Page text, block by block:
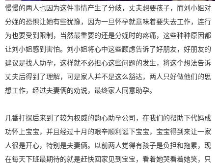
慢慢的两人也因为这件事情产生了分歧，丈夫想要孩子，而刘小姐对
分娩的恐惧让她有些犹豫，因为一旦怀孕就意味着要失去工作，连行
为也要受到限制，当然最重要的还是分娩时的疼痛，这些种种原因都
让刘小姐感到害怕。刘小姐将心中这些顾虑告诉了好朋友，好朋友的
建议是找人助孕，这样就不必担心这些问题的发生，将这个想法告诉
丈夫后得到了理解，可是家人并不是这么豁达，两人只好做他们的思
想工作，经过夫妻俩的劝说，最终家人同意助孕。
几番打探后来到了较为权威的韵心助孕公司，在我们的帮助下代妈成
功怀上宝宝，并且经过十月的艰辛顺利诞下宝宝，宝宝得到来让一家
人很是开心，特别是夫妻俩。以前两人觉得有孩子是负担和拖累，现
在每天下班最期待的就是赶快回家见到宝宝，看着她哭看着她笑，只